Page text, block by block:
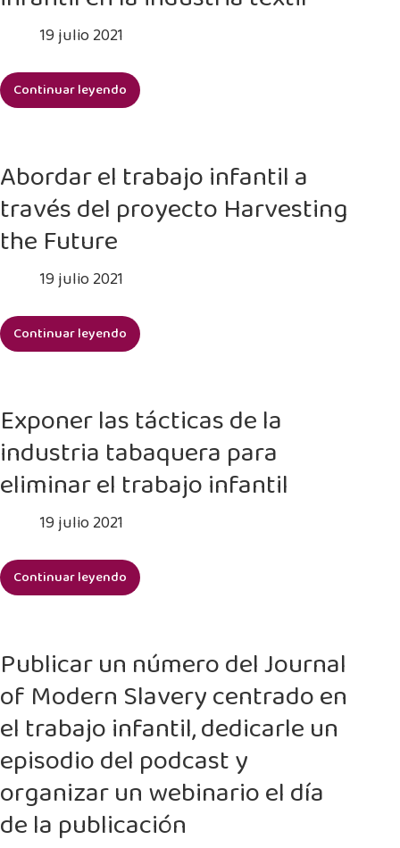
infantil
y
trabajo
forzoso
importados
los
19 julio 2021
Continuar leyendo
Eliminar
trabajo
infantil
en
la
industria
Abordar el trabajo infantil a
través del proyecto Harvesting
the Future
19 julio 2021
Continuar leyendo
Abordar
infantil
a
través
proyecto
Harvesting
Future
Exponer las tácticas de la
industria tabaquera para
eliminar el trabajo infantil
19 julio 2021
Continuar leyendo
Exponer
la
industria
tabaquera
para
eliminar
el
trabajo
infantil
Publicar un número del Journal
of Modern Slavery centrado en
el trabajo infantil, dedicarle un
episodio del podcast y
organizar un webinario el día
de la publicación